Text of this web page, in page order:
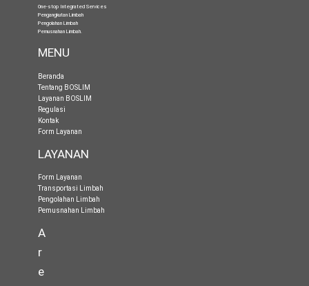
One-stop Integrated Services
Pengangkutan Limbah
Pengolahan Limbah
Pemusnahan Limbah.
MENU
Beranda
Tentang BOSLIM
Layanan BOSLIM
Regulasi
Kontak
Form Layanan
LAYANAN
Form Layanan
Transportasi Limbah
Pengolahan Limbah
Pemusnahan Limbah
A
r
e